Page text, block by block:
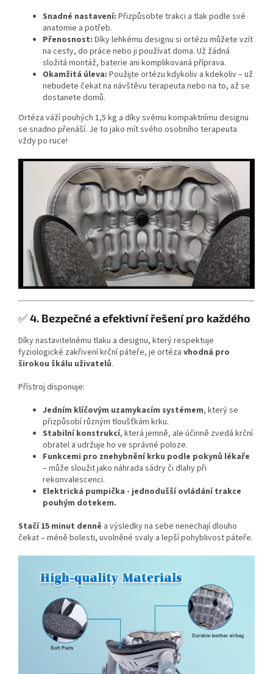
Snadné nastavení: Přizpůsobte trakci a tlak podle své
anatomie a potřeb.
Přenosnost: Díky lehkému designu si ortézu můžete vzít
na cesty, do práce nebo ji používat doma. Už žádná
složitá montáž, baterie ani komplikovaná příprava.
Okamžitá úleva: Použijte ortézu kdykoliv a kdekoliv – už
nebudete čekat na návštěvu terapeuta nebo na to, až se
dostanete domů.
Ortéza váží pouhých 1,5 kg a díky svému kompaktnímu designu
se snadno přenáší. Je to jako mít svého osobního terapeuta
vždy po ruce!
✅4. Bezpečné a efektivní řešení pro každého
Díky nastavitelnému tlaku a designu, který respektuje
fyziologické zakřivení krční páteře, je ortéza vhodná pro
širokou škálu uživatelů.
Přístroj disponuje:
Jedním klíčovým uzamykacím systémem, který se
přizpůsobí různým tloušťkám krku.
Stabilní konstrukcí, která jemně, ale účinně zvedá krční
obratel a udržuje ho ve správné poloze.
Funkcemi pro znehybnění krku podle pokynů lékaře
– může sloužit jako náhrada sádry či dlahy při
rekonvalescenci.
Elektrická pumpička - jednodušší ovládání trakce
pouhým dotekem.
Stačí 15 minut denně a výsledky na sebe nenechají dlouho
čekat – méně bolesti, uvolněné svaly a lepší pohyblivost páteře.